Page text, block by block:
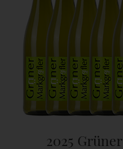
2025